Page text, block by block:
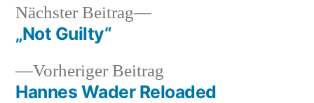
Beitragsnavigation
Vorheriger Beitrag
Beitrag:
Hannes Wader Reloaded
Nächster Beitrag
Nächster
„Not Guilty“